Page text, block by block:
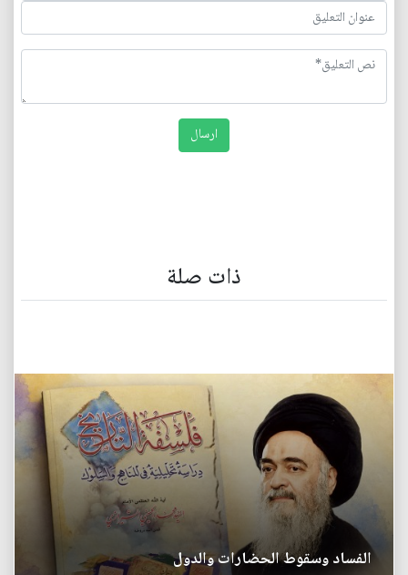
ذات صلة
الفساد وسقوط الحضارات والدول